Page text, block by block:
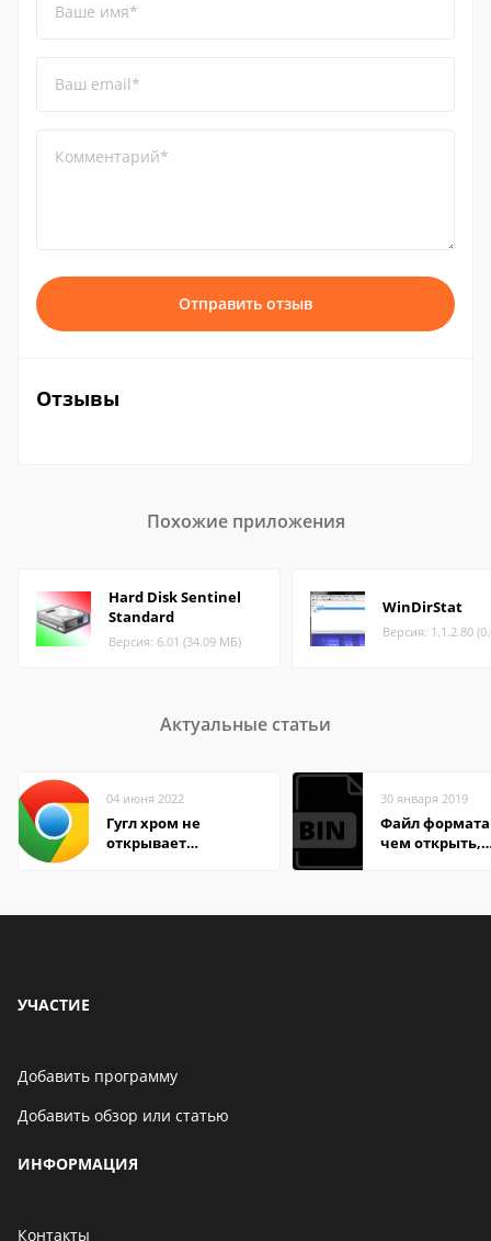
Ваше имя*
Ваш email*
Комментарий*
Отправить отзыв
Отзывы
Похожие приложения
Hard Disk Sentinel
Standard
Версия: 6.01 (34.09 МБ)
WinDirStat
Версия: 1.1.2.80
Актуальные статьи
04 июня 2022
Гугл хром не
открывает
30 января 2019
Файл формата
чем открыть,
УЧАСТИЕ
Добавить программу
Добавить обзор или статью
ИНФОРМАЦИЯ
Контакты